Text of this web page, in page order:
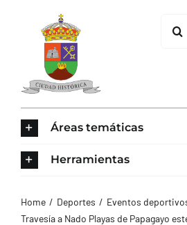
contenido
Áreas temáticas
Herramientas
Home Deportes
Eventos
Travesía a Nado Playas de Papagayo